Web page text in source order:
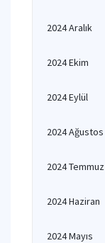
2024 Aralık
2024 Ekim
2024 Eylül
2024 Ağustos
2024 Temmuz
2024 Haziran
2024 Mayıs